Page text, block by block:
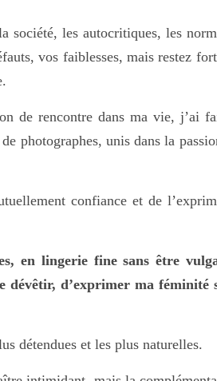
société, les autocritiques, les
vos faiblesses, mais restez
de rencontre dans ma vie, j’ai
photographes, unis dans la
confiance et de
en lingerie fine sans être
dévêtir, d’exprimer ma féminité
détendues et les plus naturelles.